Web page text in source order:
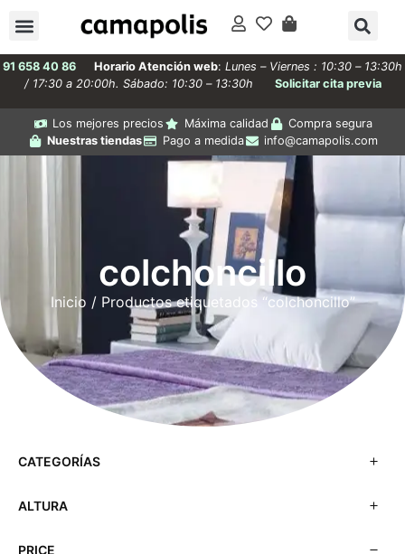
91 658 40 86 Horario Atención web: Lunes – Viernes : 10:30 – 13:30h
/ 17:30 a 20:00h. Sábado: 10:30 – 13:30h
Solicitar cita previa
Los mejores precios Máxima calidad
Compra segura
Nuestras tiendas
Pago a medida info@camapolis.com
colchoncillo
Inicio / Productos etiquetados “colchoncillo”
CATEGORÍAS
ALTURA
PRICE